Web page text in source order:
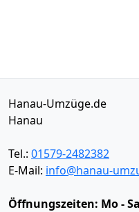
Hanau-Umzüge.de
Hanau
Tel.: 01579-2482382
E-Mail: info@hanau-
Öffnungszeiten: Mo -